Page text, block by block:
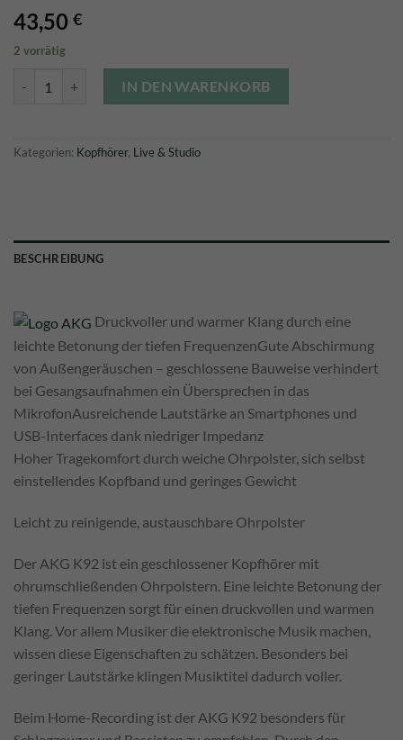
43,50 €
2 vorrätig
IN DEN WARENKORB
Kategorien: Kopfhörer, Live & Studio
BESCHREIBUNG
Druckvoller und warmer Klang durch eine
leichte Betonung der tiefen FrequenzenGute Abschirmung
von Außengeräuschen – geschlossene Bauweise verhindert
bei Gesangsaufnahmen ein Übersprechen in das
MikrofonAusreichende Lautstärke an Smartphones und
USB-Interfaces dank niedriger Impedanz
Hoher Tragekomfort durch weiche Ohrpolster, sich selbst
einstellendes Kopfband und geringes Gewicht
Leicht zu reinigende, austauschbare Ohrpolster
Der AKG K92 ist ein geschlossener Kopfhörer mit
ohrumschließenden Ohrpolstern. Eine leichte Betonung der
tiefen Frequenzen sorgt für einen druckvollen und warmen
Klang. Vor allem Musiker die elektronische Musik machen,
wissen diese Eigenschaften zu schätzen. Besonders bei
geringer Lautstärke klingen Musiktitel dadurch voller.
Beim Home-Recording ist der AKG K92 besonders für